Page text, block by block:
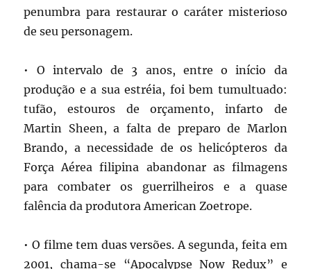
penumbra para restaurar o caráter misterioso
de seu personagem.
• O intervalo de 3 anos, entre o início da
produção e a sua estréia, foi bem tumultuado:
tufão, estouros de orçamento, infarto de
Martin Sheen, a falta de preparo de Marlon
Brando, a necessidade de os helicópteros da
Força Aérea filipina abandonar as filmagens
para combater os guerrilheiros e a quase
falência da produtora American Zoetrope.
• O filme tem duas versões. A segunda, feita em
2001, chama-se “Apocalypse Now Redux” e